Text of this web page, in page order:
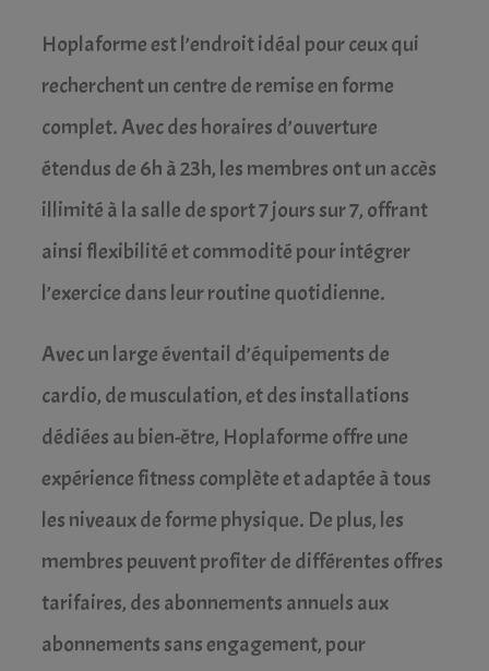
Hoplaforme est l’endroit idéal pour ceux qui
recherchent un centre de remise en forme
complet. Avec des horaires d’ouverture
étendus de 6h à 23h, les membres ont un accès
illimité à la salle de sport 7 jours sur 7, offrant
ainsi flexibilité et commodité pour intégrer
l’exercice dans leur routine quotidienne.
Avec un large éventail d’équipements de
cardio, de musculation, et des installations
dédiées au bien-être, Hoplaforme offre une
expérience fitness complète et adaptée à tous
les niveaux de forme physique. De plus, les
membres peuvent profiter de différentes offres
tarifaires, des abonnements annuels aux
abonnements sans engagement, pour